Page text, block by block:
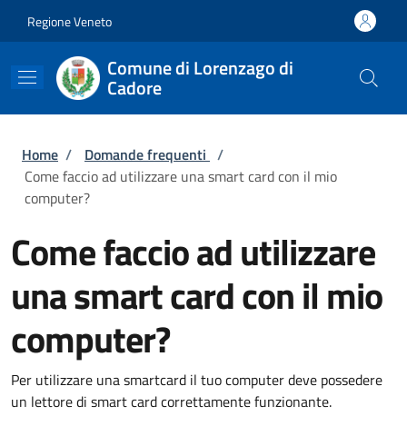
Regione Veneto
Comune di Lorenzago di
Cadore
Briciole di pane
Home / Domande frequenti /
Come faccio ad utilizzare una smart card con il mio
computer?
Come faccio ad utilizzare
una smart card con il mio
computer?
Per utilizzare una smartcard il tuo computer deve possedere
un lettore di smart card correttamente funzionante.